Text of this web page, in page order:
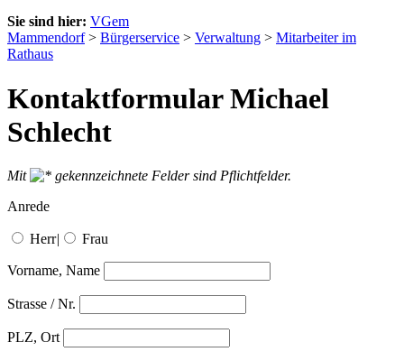
Sie sind hier: VGem
Mammendorf> Bürgerservice > Verwaltung > Mitarbeiter im
Rathaus
Kontaktformular Michael
Schlecht
Mit
gekennzeichnete Felder sind Pflichtfelder.
Anrede
Herr| Frau
Vorname, Name
Strasse / Nr.
PLZ, Ort